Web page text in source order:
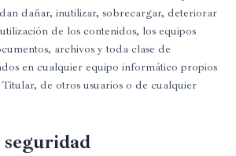
dañar, inutilizar, sobrecargar, deteriorar
de los contenidos, los equipos
archivos y toda clase de
en cualquier equipo informático propios
de otros usuarios o de cualquier